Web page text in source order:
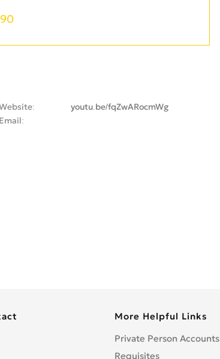
youtu.be/fqZwARocmWg
Email
More Helpful Links
Private Person Accounts
Requisites